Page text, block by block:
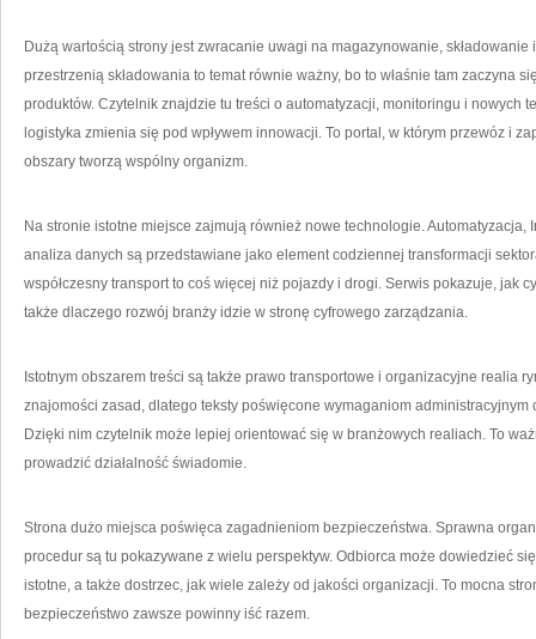
Dużą wartością strony jest zwracanie uwagi na magazynowanie,
przestrzenią składowania to temat równie ważny, bo to właśnie tam zaczyna
produktów. Czytelnik znajdzie tu treści o automatyzacji, monitoringu i nowych
logistyka zmienia się pod wpływem innowacji. To portal, w którym przewóz i
obszary tworzą wspólny organizm.
Na stronie istotne miejsce zajmują również nowe technologie. Automatyzacja,
analiza danych są przedstawiane jako element codziennej transformacji
współczesny transport to coś więcej niż pojazdy i drogi. Serwis pokazuje, jak
także dlaczego rozwój branży idzie w stronę cyfrowego zarządzania.
Istotnym obszarem treści są także prawo transportowe i organizacyjne realia
znajomości zasad, dlatego teksty poświęcone wymaganiom
Dzięki nim czytelnik może lepiej orientować się w branżowych realiach. To
prowadzić działalność świadomie.
Strona dużo miejsca poświęca zagadnieniom bezpieczeństwa. Sprawna
procedur są tu pokazywane z wielu perspektyw. Odbiorca może dowiedzieć
istotne, a także dostrzec, jak wiele zależy od jakości organizacji. To mocna
bezpieczeństwo zawsze powinny iść razem.